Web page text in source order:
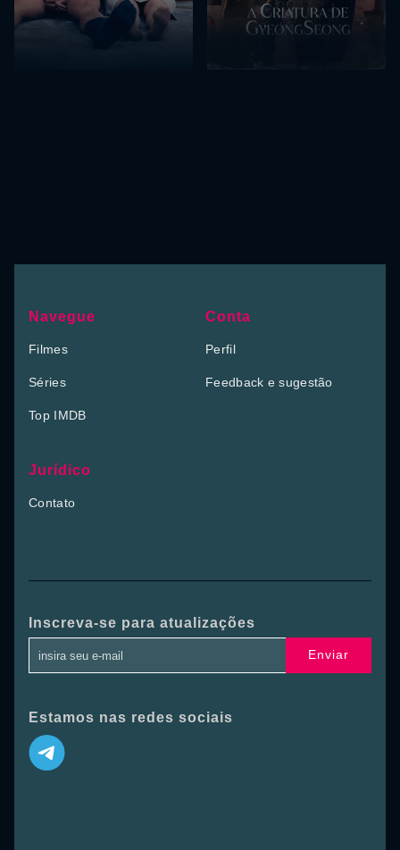
Navegue
Filmes
Séries
Top IMDB
Conta
Perfil
Feedback e sugestão
Jurídico
Contato
Inscreva-se para atualizações
Enviar
Estamos nas redes sociais